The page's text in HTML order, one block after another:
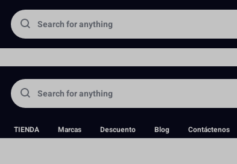
directa de equipos fotográficos y aceptamos
TIENDA Marcas Descuento Blog Contáctenos